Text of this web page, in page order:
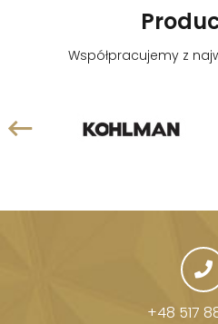
Współpracujemy z
+48 517